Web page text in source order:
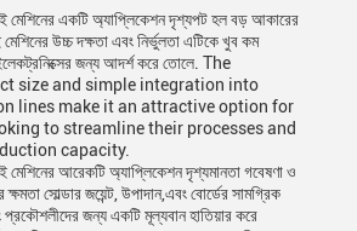
একটি অ্যাপ্লিকেশন দৃশ্যপট হল বড় আকারের
উচ্চ দক্ষতা এবং নির্ভুলতা এটিকে খুব কম
জন্য আদর্শ করে তোলে. The
size and simple integration into
lines make it an attractive option for
to streamline their processes and
capacity.
আরেকটি অ্যাপ্লিকেশন দৃশ্যমানতা গবেষণা ও
সোল্ডার জয়েন্ট, উপাদান,এবং বোর্ডের সামগ্রিক
জন্য একটি মূল্যবান হাতিয়ার করে